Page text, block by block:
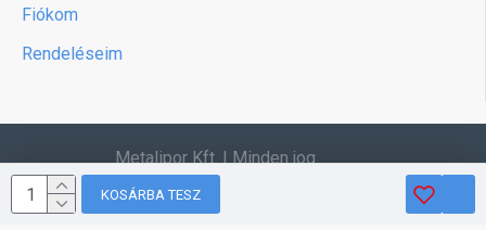
KOSÁRBA TESZ
Fiókom
Rendeléseim
Metalipor Kft. | Minden jog
fenntartva.